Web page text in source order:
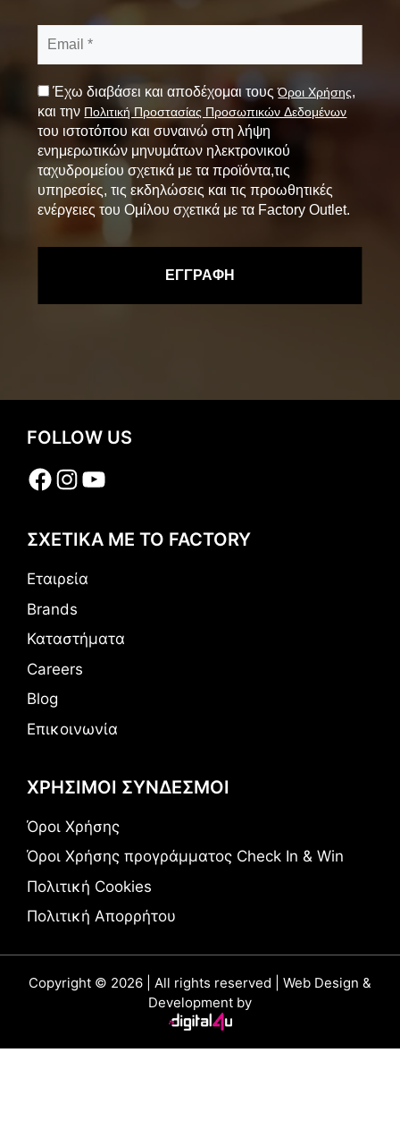
Έχω διαβάσει και αποδέχομαι τουςΌροι Χρήσης,
και την Πολιτική Προστασίας Προσωπικών Δεδομένων
του ιστοτόπου και συναινώ στη λήψη
ενημερωτικών μηνυμάτων ηλεκτρονικού
ταχυδρομείου σχετικά με τα προϊόντα,τις
υπηρεσίες, τις εκδηλώσεις και τις προωθητικές
ενέργειες του Ομίλου σχετικά με τα Factory Outlet.
FOLLOW US
Facebook
Instagram
YouTube
ΣΧΕΤΙΚΑ ΜΕ ΤΟ FACTORY
Εταιρεία
Brands
Καταστήματα
Careers
Blog
Επικοινωνία
ΧΡΗΣΙΜΟΙ ΣΥΝΔΕΣΜΟΙ
Όροι Χρήσης
Όροι Χρήσης προγράμματος Check In & Win
Πολιτική Cookies
Πολιτική Απορρήτου
Copyright © 2026 | All rights reserved | Web Design &
Development by